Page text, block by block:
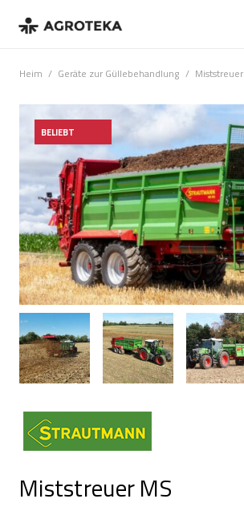
Heim / Geräte zur Güllebehandlung / Miststreuer
BELIEBT
Miststreuer MS